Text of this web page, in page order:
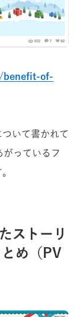
benefit-of-
いて書かれて
っているフ
ストーリ
め（PV